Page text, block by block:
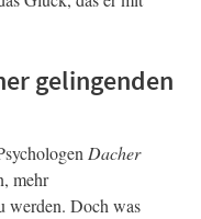
gelingenden
Dacher
mehr
werden. Doch was